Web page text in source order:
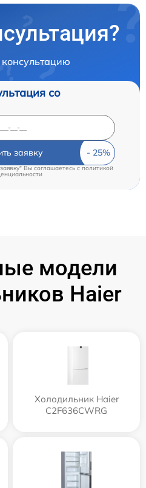
со
заявку
Вы соглашаетесь cполитикой
модели
Haier
Холодильник Haier
C2F636CWRG